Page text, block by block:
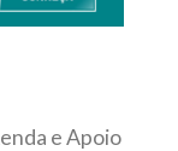
e Apoio